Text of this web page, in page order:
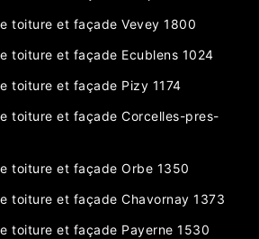
toiture et façade Vevey 1800
toiture et façade Ecublens 1024
toiture et façade Pizy 1174
toiture et façade Corcelles-pres-
toiture et façade Orbe 1350
toiture et façade Chavornay 1373
toiture et façade Payerne 1530